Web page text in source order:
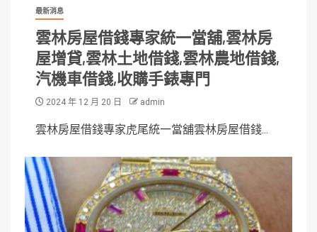
最新消息
雲林房屋借錢專家統一當舖,雲林房
屋增貸,雲林土地借錢,雲林農地借錢,
汽機車借錢,收購手錶專門
2024 年 12 月 20 日 admin
雲林房屋借錢專家虎尾統一當舖雲林房屋借錢...